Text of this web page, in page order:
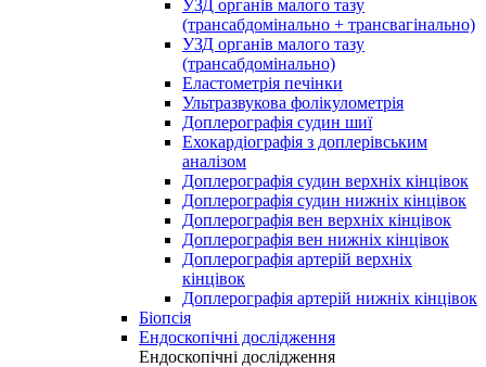
УЗД органів малого тазу
(трансабдомінально + трансвагінально)
УЗД органів малого тазу
(трансабдомінально)
Еластометрія печінки
Ультразвукова фолікулометрія
Доплерографія судин шиї
Ехокардіографія з доплерівським
аналізом
Доплерографія судин верхніх кінцівок
Доплерографія судин нижніх кінцівок
Доплерографія вен верхніх кінцівок
Доплерографія вен нижніх кінцівок
Доплерографія артерій верхніх
кінцівок
Доплерографія артерій нижніх кінцівок
Біопсія
Ендоскопічні дослідження
Ендоскопічні дослідження